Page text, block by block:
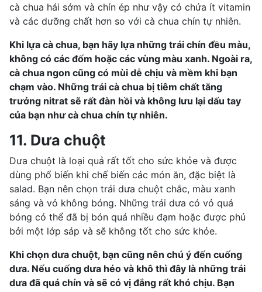
cà chua hái sớm và chín ép như vậy có chứa ít vitamin
và các dưỡng chất hơn so với cà chua chín tự nhiên.
Khi lựa cà chua, bạn hãy lựa những trái chín đều màu,
không có các đốm hoặc các vùng màu xanh. Ngoài ra,
cà chua ngon cũng có mùi dễ chịu và mềm khi bạn
chạm vào. Những trái cà chua bị tiêm chất tăng
trưởng nitrat sẽ rất đàn hồi và không lưu lại dấu tay
của bạn như cà chua chín tự nhiên.
11. Dưa chuột
Dưa chuột là loại quả rất tốt cho sức khỏe và được
dùng phổ biến khi chế biến các món ăn, đặc biệt là
salad. Bạn nên chọn trái dưa chuột chắc, màu xanh
sáng và vỏ không bóng. Những trái dưa có vỏ quá
bóng có thể đã bị bón quá nhiều đạm hoặc được phủ
bởi một lớp sáp và sẽ không tốt cho sức khỏe.
Khi chọn dưa chuột, bạn cũng nên chú ý đến cuống
dưa. Nếu cuống dưa héo và khô thì đây là những trái
dưa đã quá chín và sẽ có vị đắng rất khó chịu. Bạn